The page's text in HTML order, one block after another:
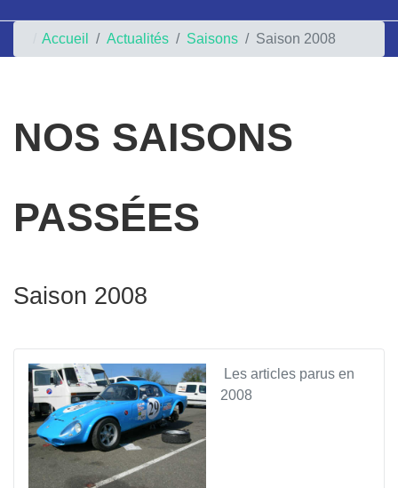
Accueil Actualités Saisons Saison 2008
NOS SAISONS
PASSÉES
Saison 2008
Les articles parus en
2008